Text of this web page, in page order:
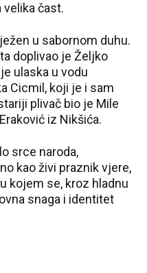
velika čast.
u sabornom duhu.
doplivao je Željko
ulaska u vodu
Cicmil, koji je i sam
plivač bio je Mile
iz Nikšića.
srce naroda,
kao živi praznik vjere,
kojem se, kroz hladnu
snaga i identitet